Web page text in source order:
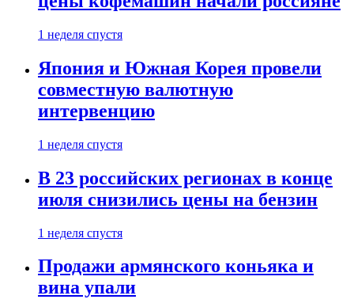
1 неделя спустя
Япония и Южная Корея провели
совместную валютную
интервенцию
1 неделя спустя
В 23 российских регионах в конце
июля снизились цены на бензин
1 неделя спустя
Продажи армянского коньяка и
вина упали